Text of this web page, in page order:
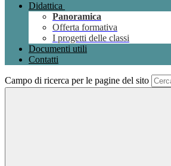
Didattica
Panoramica
Offerta formativa
I progetti delle classi
Documenti utili
Contatti
Campo di ricerca per le pagine del sito